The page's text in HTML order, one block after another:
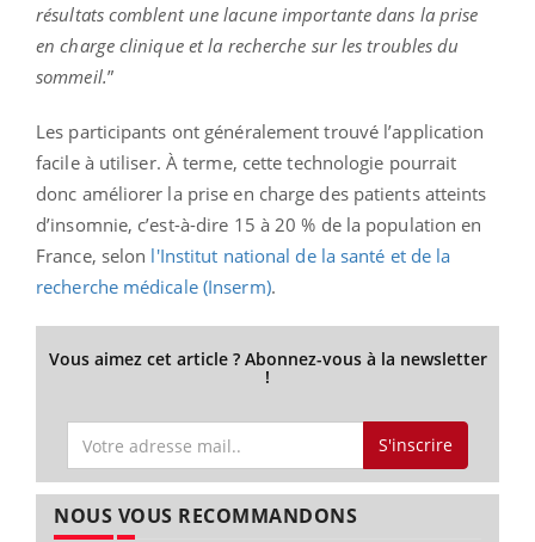
résultats comblent une lacune importante dans la prise
en charge clinique et la recherche sur les troubles du
sommeil.”
Les participants ont généralement trouvé l’application
facile à utiliser. À terme, cette technologie pourrait
donc améliorer la prise en charge des patients atteints
d’insomnie, c’est-à-dire 15 à 20 % de la population en
France, selon l'Institut national de la santé et de la
recherche médicale (Inserm).
Vous aimez cet article ? Abonnez-vous à la newsletter
!
S'inscrire
NOUS VOUS RECOMMANDONS